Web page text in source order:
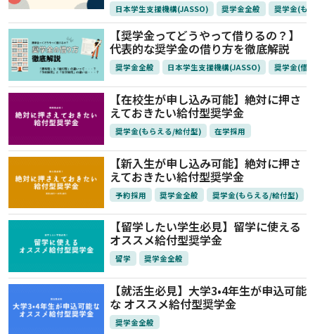
日本学生支援機構(JASSO) 奨学金全般 奨学金(も
【奨学金ってどうやって借りるの？】
代表的な奨学金の借り方を徹底解説
奨学金全般 日本学生支援機構(JASSO) 奨学金(借
【在校生が申し込み可能】絶対に押さ
えておきたい給付型奨学金
奨学金(もらえる/給付型) 在学採用
【新入生が申し込み可能】絶対に押さ
えておきたい給付型奨学金
予約採用 奨学金全般 奨学金(もらえる/給付型)
【留学したい学生必見】留学に使える
オススメ給付型奨学金
留学 奨学金全般
【就活生必見】大学3•4年生が申込可能
な オススメ給付型奨学金
奨学金全般